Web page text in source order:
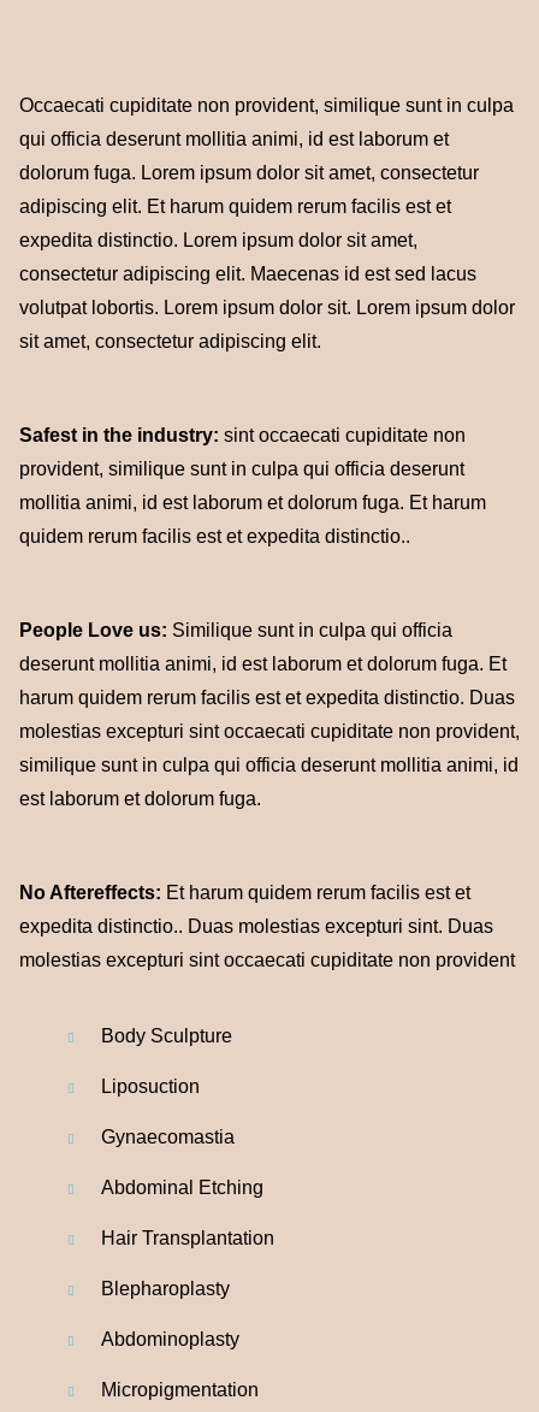
Occaecati cupiditate non provident, similique sunt in culpa
qui officia deserunt mollitia animi, id est laborum et
dolorum fuga. Lorem ipsum dolor sit amet, consectetur
adipiscing elit. Et harum quidem rerum facilis est et
expedita distinctio. Lorem ipsum dolor sit amet,
consectetur adipiscing elit. Maecenas id est sed lacus
volutpat lobortis. Lorem ipsum dolor sit. Lorem ipsum dolor
sit amet, consectetur adipiscing elit.
Safest in the industry: sint occaecati cupiditate non
provident, similique sunt in culpa qui officia deserunt
mollitia animi, id est laborum et dolorum fuga. Et harum
quidem rerum facilis est et expedita distinctio..
People Love us: Similique sunt in culpa qui officia
deserunt mollitia animi, id est laborum et dolorum fuga. Et
harum quidem rerum facilis est et expedita distinctio. Duas
molestias excepturi sint occaecati cupiditate non provident,
similique sunt in culpa qui officia deserunt mollitia animi, id
est laborum et dolorum fuga.
No Aftereffects: Et harum quidem rerum facilis est et
expedita distinctio.. Duas molestias excepturi sint. Duas
molestias excepturi sint occaecati cupiditate non provident
Body Sculpture
Liposuction
Gynaecomastia
Abdominal Etching
Hair Transplantation
Blepharoplasty
Abdominoplasty
Micropigmentation